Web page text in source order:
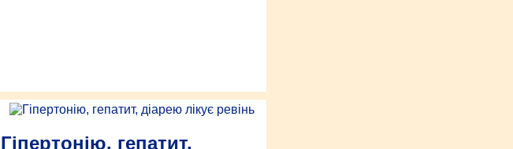
Гіпертонію, гепатит,